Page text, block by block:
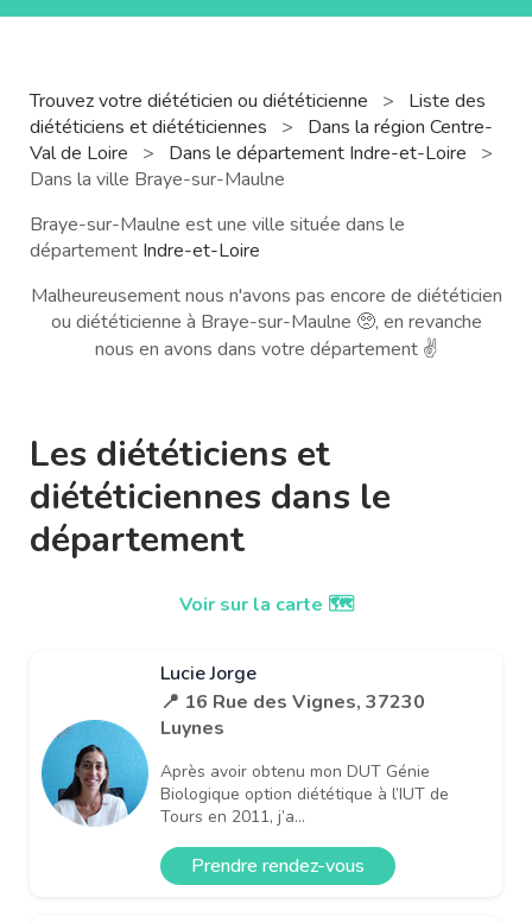
Trouvez votre diététicien ou diététicienne >
Liste des
diététiciens et diététiciennes
>
Dans la région Centre-
Val de Loire
> Dans le département Indre-et-Loire
>
Dans la ville Braye-sur-Maulne
Braye-sur-Maulne est une ville située dans le
département Indre-et-Loire
Malheureusement nous n'avons pas encore de diététicien
ou diététicienne à Braye-sur-Maulne 🥺, en revanche
nous en avons dans votre département ✌️
Les diététiciens et
diététiciennes dans le
département
Voir sur la carte 🗺️
Lucie Jorge
📍 16 Rue des Vignes, 37230
Luynes
Après avoir obtenu mon DUT Génie
Biologique option diététique à l’IUT de
Tours en 2011, j’a...
Prendre rendez-vous